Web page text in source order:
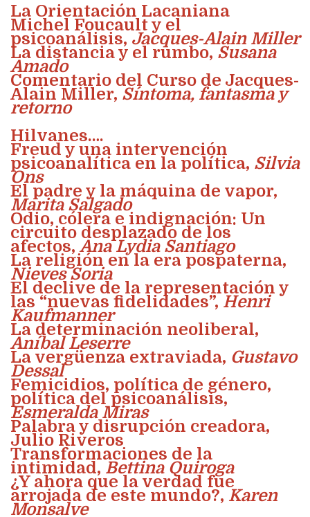
La Orientación Lacaniana
Michel Foucault y el
psicoanálisis, Jacques-Alain Miller
La distancia y el rumbo, Susana
Amado
Comentario del Curso de Jacques-
Alain Miller, Síntoma, fantasma y
retorno
Hilvanes….
Freud y una intervención
psicoanalítica en la política, Silvia
Ons
El padre y la máquina de vapor,
Marita Salgado
Odio, cólera e indignación: Un
circuito desplazado de los
afectos, Ana Lydia Santiago
La religión en la era pospaterna,
Nieves Soria
El declive de la representación y
las “nuevas fidelidades”, Henri
Kaufmanner
La determinación neoliberal,
Aníbal Leserre
La vergüenza extraviada, Gustavo
Dessal
Femicidios, política de género,
política del psicoanálisis,
Esmeralda Miras
Palabra y disrupción creadora,
Julio Riveros
Transformaciones de la
intimidad, Bettina Quiroga
¿Y ahora que la verdad fue
arrojada de este mundo?, Karen
Monsalve